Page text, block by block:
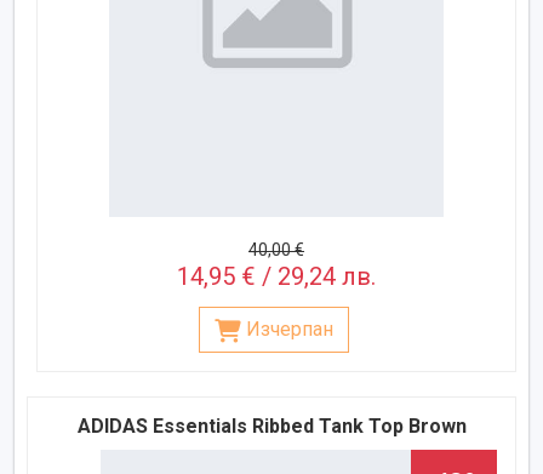
40,00 €
14,95 € / 29,24 лв.
Изчерпан
ADIDAS Essentials Ribbed Tank Top Brown